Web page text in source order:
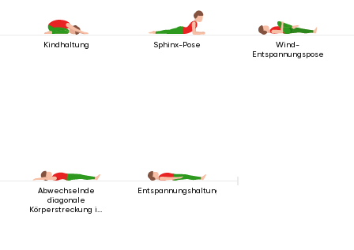
Kindhaltung Sphinx-Pose
Wind-
Entspannungspose
Abwechselnde
diagonale
Körperstreckung im
Entspannungshaltung